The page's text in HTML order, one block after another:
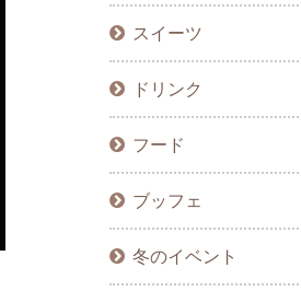
スイーツ
ドリンク
フード
ブッフェ
冬のイベント